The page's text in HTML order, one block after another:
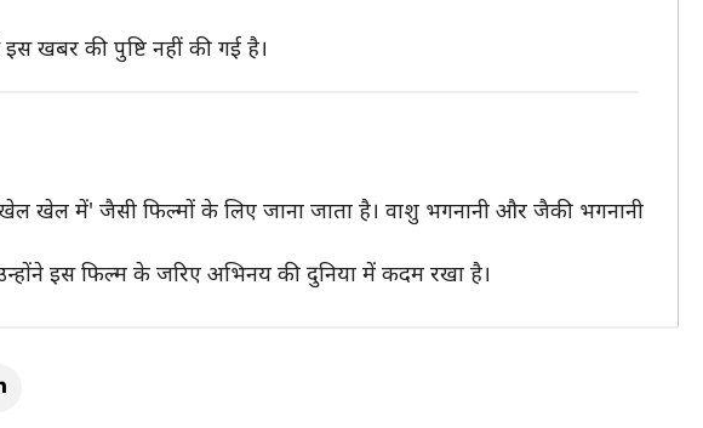
खबर की पुष्टि नहीं की गई है।
खेल में' जैसी फिल्मों के लिए जाना जाता है। वाशु भगनानी और जैकी भगनानी
इस फिल्म के जरिए अभिनय की दुनिया में कदम रखा है।